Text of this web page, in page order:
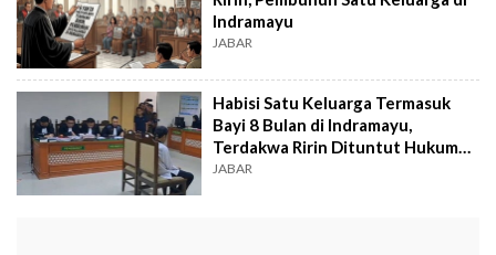
Indramayu
JABAR
Habisi Satu Keluarga Termasuk
Bayi 8 Bulan di Indramayu,
Terdakwa Ririn Dituntut Hukuman
Mati
JABAR